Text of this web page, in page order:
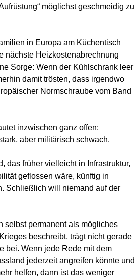
möglichst geschmeidig zu
in Europa am Küchentisch
nächste Heizkostenabrechnung
Sorge: Wenn der Kühlschrank leer
damit trösten, dass irgendwo
Normschraube vom Band
inzwischen ganz offen:
aber militärisch schwach.
das früher vielleicht in Infrastruktur,
geflossen wäre, künftig in
Schließlich will niemand auf der
selbst permanent als mögliches
beschreibt, trägt nicht gerade
bei. Wenn jede Rede mit dem
jederzeit angreifen könnte und
helfen, dann ist das weniger